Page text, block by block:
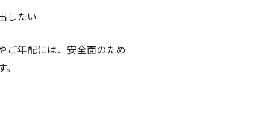
したい
ご年配には、安全面のため